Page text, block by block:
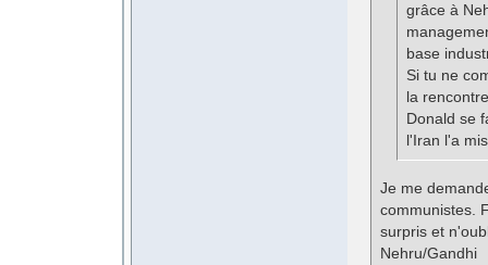
grâce à
base
Si tu ne
la
Donald se
l'Iran l'a
Je me
communistes.
surpris et
Nehru/Gandhi